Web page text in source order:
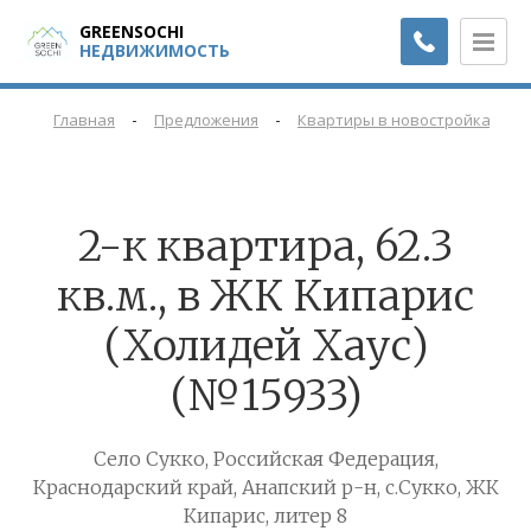
GREENSOCHI
НЕДВИЖИМОСТЬ
Главная - Предложения - Квартиры в новостройках
2-к квартира, 62.3
кв.м., в ЖК Кипарис
(Холидей Хаус)
(№15933)
Село Сукко, Российская Федерация,
Краснодарский край, Анапский р-н, с.Сукко, ЖК
Кипарис, литер 8